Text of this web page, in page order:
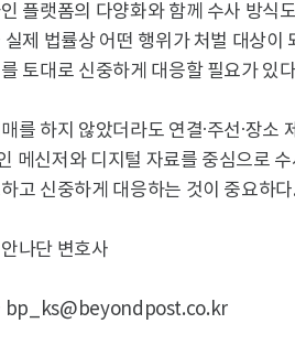
플랫폼의 다양화와 함께 수사 방식
제 법률상 어떤 행위가 처벌 대상
토대로 신중하게 대응할 필요가 있
를 하지 않았더라도 연결·주선·장소
메신저와 디지털 자료를 중심으로
고 신중하게 대응하는 것이 중요하다.
나단 변호사
bp_ks@beyondpost.co.kr